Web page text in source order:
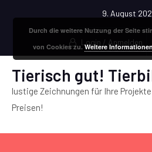
9. August
Login / Anmelden
Tierisch gut!
lustige Zeichnungen für Ihre
Preisen!
Durch die weitere Nutzung der Seite
von Cookies zu.Weitere Informationen